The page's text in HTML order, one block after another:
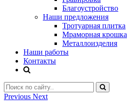
Благоустройство
Наши предложения
Тротуарная плитка
Мраморная крошка
Металлоизделия
Наши работы
Контакты
Previous Next